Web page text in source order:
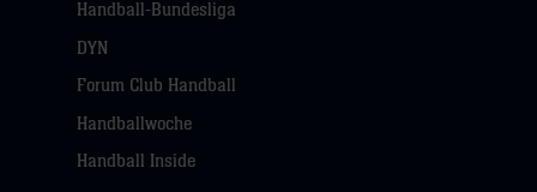
Navigation
öffnen,
dann
Handball-Bundesliga
DYN
Forum Club Handball
Handballwoche
Handball Inside